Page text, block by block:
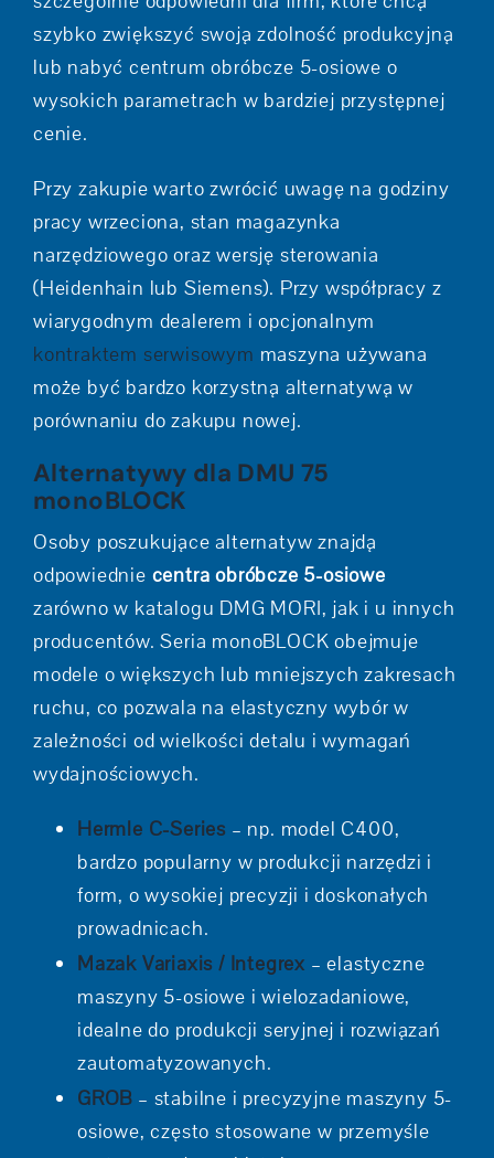
szybko zwiększyć swoją zdolność produkcyjną
lub nabyć centrum obróbcze 5-osiowe o
wysokich parametrach w bardziej przystępnej
cenie.
Przy zakupie warto zwrócić uwagę na godziny
pracy wrzeciona, stan magazynka
narzędziowego oraz wersję sterowania
(Heidenhain lub Siemens). Przy współpracy z
wiarygodnym dealerem i opcjonalnym
kontraktem serwisowym maszyna używana
może być bardzo korzystną alternatywą w
porównaniu do zakupu nowej.
Alternatywy dla DMU 75
monoBLOCK
Osoby poszukujące alternatyw znajdą
odpowiednie centra obróbcze 5-osiowe
zarówno w katalogu DMG MORI, jak i u innych
producentów. Seria monoBLOCK obejmuje
modele o większych lub mniejszych zakresach
ruchu, co pozwala na elastyczny wybór w
zależności od wielkości detalu i wymagań
wydajnościowych.
Hermle C-Series – np. model C400,
bardzo popularny w produkcji narzędzi i
form, o wysokiej precyzji i doskonałych
prowadnicach.
Mazak Variaxis / Integrex – elastyczne
maszyny 5-osiowe i wielozadaniowe,
idealne do produkcji seryjnej i rozwiązań
zautomatyzowanych.
GROB – stabilne i precyzyjne maszyny 5-
osiowe, często stosowane w przemyśle